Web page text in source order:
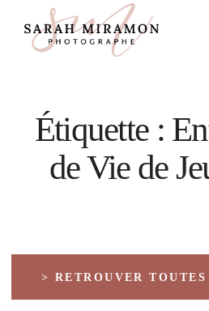
Étiquette :
de Vie de
> RETROUVER
INFOS